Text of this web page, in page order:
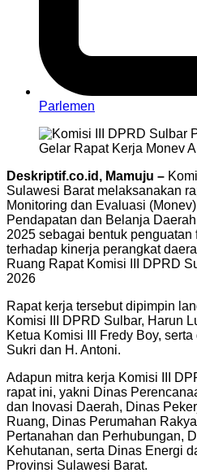
Parlemen
Deskriptif.co.id, Mamuju –
Sulawesi Barat melaksanakan
Monitoring dan Evaluasi
Pendapatan dan Belanja
2025 sebagai bentuk
terhadap kinerja perangkat
Ruang Rapat Komisi III DPRD
2026
Rapat kerja tersebut dipimpin
Komisi III DPRD Sulbar, Harun
Ketua Komisi III Fredy Boy, serta
Sukri dan H. Antoni.
Adapun mitra kerja Komisi III
rapat ini, yakni Dinas
dan Inovasi Daerah, Dinas
Ruang, Dinas Perumahan
Pertanahan dan Perhubungan,
Kehutanan, serta Dinas Energi
Provinsi Sulawesi Barat.